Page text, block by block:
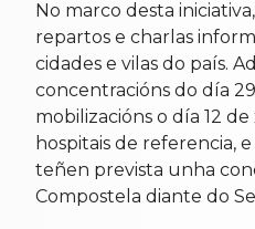
No marco desta
repartos e charlas
cidades e vilas do país.
concentracións do día
mobilizacións o día 12
hospitais de referencia,
teñen prevista unha
Compostela diante do